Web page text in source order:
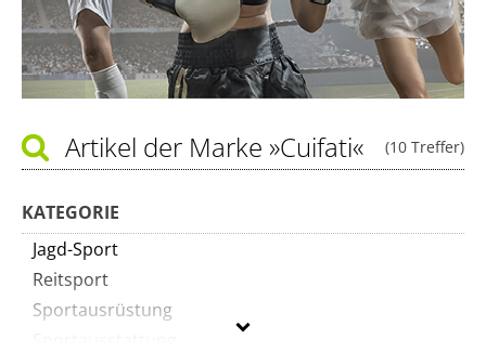
(10 Treffer)
Artikel der Marke »Cuifati«
KATEGORIE
Jagd-Sport
Reitsport
Sportausrüstung